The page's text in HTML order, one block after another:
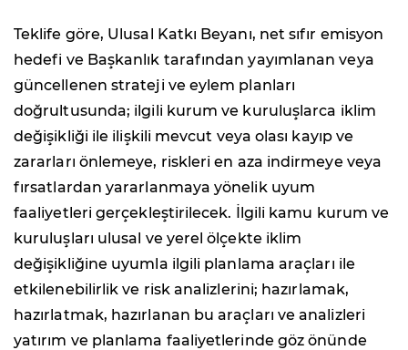
Teklife göre, Ulusal Katkı Beyanı, net sıfır emisyon
hedefi ve Başkanlık tarafından yayımlanan veya
güncellenen strateji ve eylem planları
doğrultusunda; ilgili kurum ve kuruluşlarca iklim
değişikliği ile ilişkili mevcut veya olası kayıp ve
zararları önlemeye, riskleri en aza indirmeye veya
fırsatlardan yararlanmaya yönelik uyum
faaliyetleri gerçekleştirilecek. İlgili kamu kurum ve
kuruluşları ulusal ve yerel ölçekte iklim
değişikliğine uyumla ilgili planlama araçları ile
etkilenebilirlik ve risk analizlerini; hazırlamak,
hazırlatmak, hazırlanan bu araçları ve analizleri
yatırım ve planlama faaliyetlerinde göz önünde